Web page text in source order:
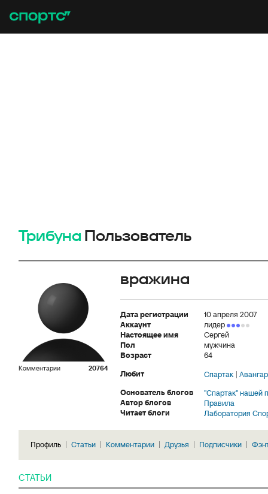
Трибуна Пользователь
Комментарии 20764
врaжина
Дата регистрации
10 апреля 2007
Аккаунт
лидер
Настоящее имя
Сергей
Пол
мужчина
Возраст
64
Любит
Спартак
Основатель блогов
"Спартак" нашей
Автор блогов
Правила
Читает блоги
Лаборатория
Профиль Статьи Комментарии Друзья Подписчики
СТАТЬИ